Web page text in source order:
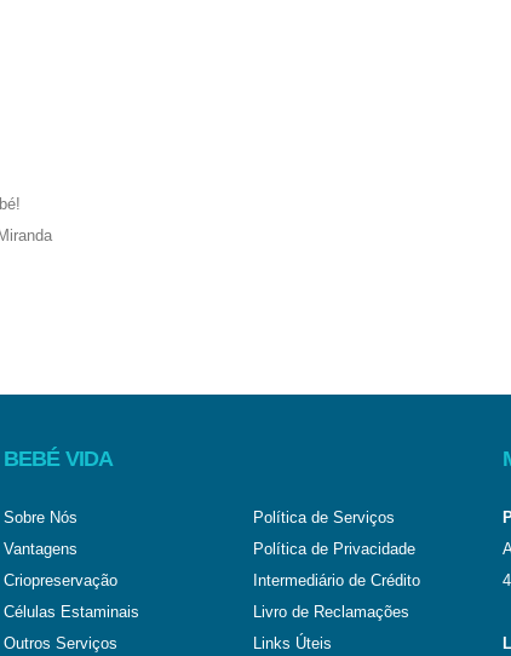
BEBÉ VIDA
Sobre Nós
Vantagens
Criopreservação
Células Estaminais
Outros Serviços
Política de Serviços
Política de Privacidade
Intermediário de Crédito
Livro de Reclamações
Links Úteis